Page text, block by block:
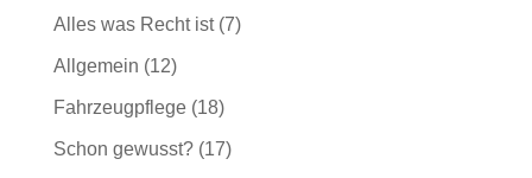
Alles was Recht ist(7)
Allgemein (12)
Fahrzeugpflege(18)
Schon gewusst?(17)